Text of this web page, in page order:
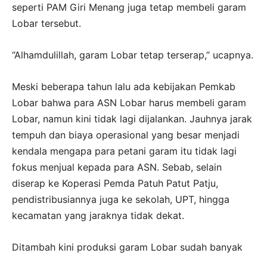
seperti PAM Giri Menang juga tetap membeli garam
Lobar tersebut.
“Alhamdulillah, garam Lobar tetap terserap,” ucapnya.
Meski beberapa tahun lalu ada kebijakan Pemkab
Lobar bahwa para ASN Lobar harus membeli garam
Lobar, namun kini tidak lagi dijalankan. Jauhnya jarak
tempuh dan biaya operasional yang besar menjadi
kendala mengapa para petani garam itu tidak lagi
fokus menjual kepada para ASN. Sebab, selain
diserap ke Koperasi Pemda Patuh Patut Patju,
pendistribusiannya juga ke sekolah, UPT, hingga
kecamatan yang jaraknya tidak dekat.
Ditambah kini produksi garam Lobar sudah banyak